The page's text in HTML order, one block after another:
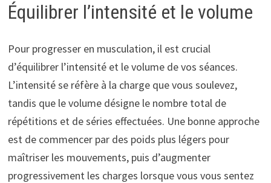
Équilibrer l’intensité et le volume
Pour progresser en musculation, il est crucial
d’équilibrer l’intensité et le volume de vos séances.
L’intensité se réfère à la charge que vous soulevez,
tandis que le volume désigne le nombre total de
répétitions et de séries effectuées. Une bonne approche
est de commencer par des poids plus légers pour
maîtriser les mouvements, puis d’augmenter
progressivement les charges lorsque vous vous sentez